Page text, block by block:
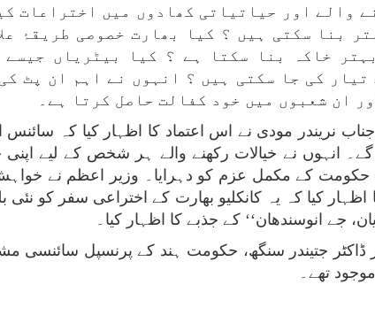
والے اور حیاتیاتی کھادوں میں اختراعات
بنا سکتی ہیں ؟ کیا بھارت خصوصی طریقۂ
خاکہ بنا سکتا ہے ؟ کیا بیٹریاں
تیار کی جا سکتی ہیں ؟ انہوں نے اہم ان پٹ
ان شعبوں میں خود کفالت حاصل کرتا ہے۔
نریندر مودی نے اس اعتماد کا اظہار کیا کہ سائنس
انہوں نے خیالات رکھنے والے ہر شخص کے لیے اپنی
حکومت کے مکمل عزم کو دہرایا۔ وزیر اعظم نے
اظہار کیا کہ یہ کانکلیو بھارت کے اختراعی سفر کو
جے انوسندھان‘‘ کے جذبے کا اظہار کیا۔
ڈاکٹر جتیندر سنگھ، حکومت ہند کے پرنسپل سائنسی
تھے۔